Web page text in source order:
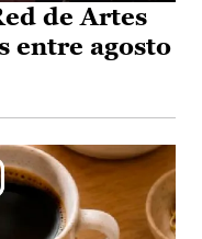
de Artes
entre agosto